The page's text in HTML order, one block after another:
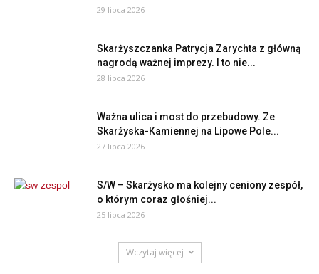
29 lipca 2026
Skarżyszczanka Patrycja Zarychta z główną
nagrodą ważnej imprezy. I to nie...
28 lipca 2026
Ważna ulica i most do przebudowy. Ze
Skarżyska-Kamiennej na Lipowe Pole...
27 lipca 2026
S/W – Skarżysko ma kolejny ceniony zespół,
o którym coraz głośniej...
25 lipca 2026
Wczytaj więcej